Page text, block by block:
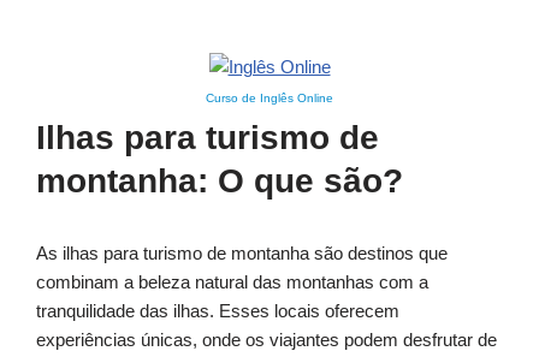
Curso de Inglês Online
Ilhas para turismo de
montanha: O que são?
As ilhas para turismo de montanha são destinos que
combinam a beleza natural das montanhas com a
tranquilidade das ilhas. Esses locais oferecem
experiências únicas, onde os viajantes podem desfrutar de